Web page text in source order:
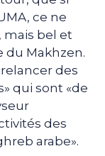
ce ne
mais bel et
du Makhzen.
des
qui sont «de
des
arabe».